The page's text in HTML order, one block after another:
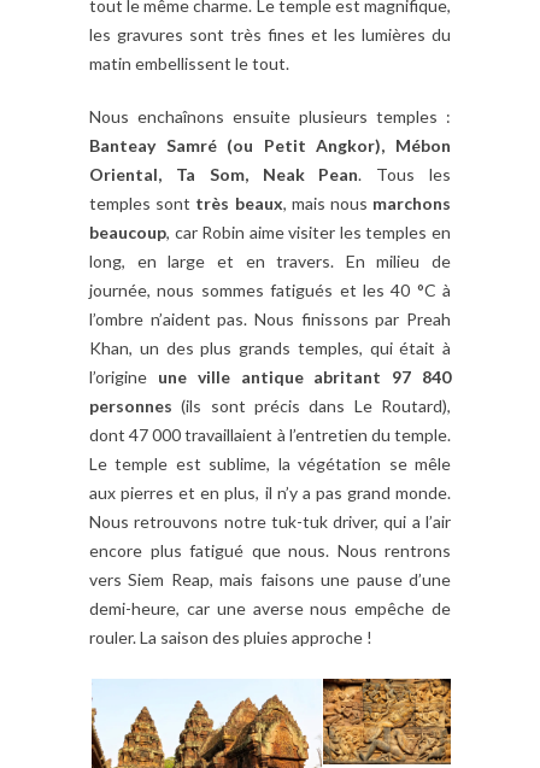
tout le même charme. Le temple est magnifique,
les gravures sont très fines et les lumières du
matin embellissent le tout.
Nous enchaînons ensuite plusieurs temples :
Banteay Samré (ou Petit Angkor), Mébon
Oriental, Ta Som, Neak Pean. Tous les
temples sont très beaux, mais nous marchons
beaucoup, car Robin aime visiter les temples en
long, en large et en travers. En milieu de
journée, nous sommes fatigués et les 40 °C à
l’ombre n’aident pas. Nous finissons par Preah
Khan, un des plus grands temples, qui était à
l’origine une ville antique abritant 97 840
personnes(ils sont précis dans Le Routard),
dont 47 000 travaillaient à l’entretien du temple.
Le temple est sublime, la végétation se mêle
aux pierres et en plus, il n’y a pas grand monde.
Nous retrouvons notre tuk-tuk driver, qui a l’air
encore plus fatigué que nous. Nous rentrons
vers Siem Reap, mais faisons une pause d’une
demi-heure, car une averse nous empêche de
rouler. La saison des pluies approche !